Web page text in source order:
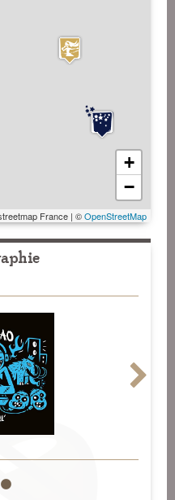
+
−
France | ©OpenStreetMap
2